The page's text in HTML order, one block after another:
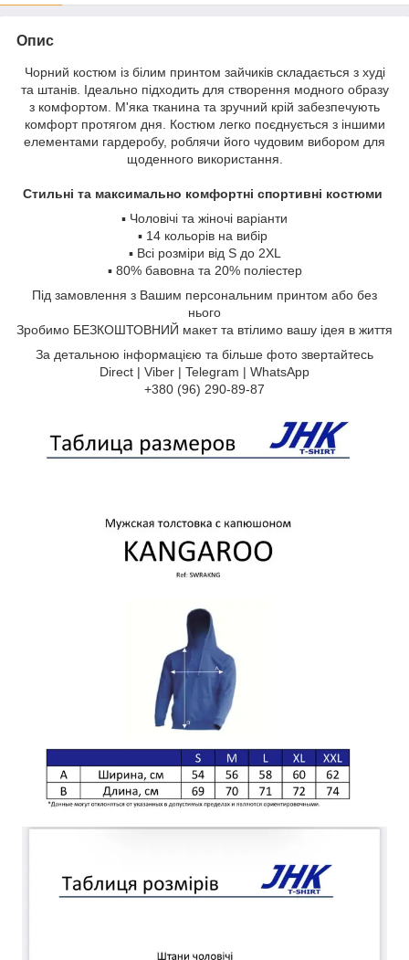
Опис
Чорний костюм із білим принтом зайчиків складається з худі
та штанів. Ідеально підходить для створення модного образу
з комфортом. М'яка тканина та зручний крій забезпечують
комфорт протягом дня. Костюм легко поєднується з іншими
елементами гардеробу, роблячи його чудовим вибором для
щоденного використання.
Стильні та максимально комфортні спортивні костюми
▪️ Чоловічі та жіночі варіанти
▪️ 14 кольорів на вибір
▪️ Всі розміри від S до 2XL
▪️ 80% бавовна та 20% поліестер
Під замовлення з Вашим персональним принтом або без
нього
Зробимо БЕЗКОШТОВНИЙ макет та втілимо вашу ідея в життя
За детальною інформацією та більше фото звертайтесь
Direct | Viber | Telegram | WhatsApp
+380 (96) 290-89-87